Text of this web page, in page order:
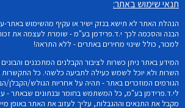
תנאי שימוש באתר:
הנהלת האתר לא תישא בנזק ישיר או עקיף מהשימוש
הבנה והסכמה לכך י.ד.פרידמן בע"מ - שומרת לעצמה את
למכור, כולל שינוי מחירים באתרים - ללא התראה!
המידע באתר ניתן כשרות לציבור הקבלנים המתכננים
השרות ולא יוכל לשמש כעילה לתביעה כלשהי. כל התקשרות
הגורמים המוזכרים באתר - תהיה על אחריות הגולש/הקבלן/
לי.ד.פרידמן בע"מ, כל המשתמש בחומר ובנתונים שבאתר -
מקבל את התנאים וההגבלות, עליך לעזוב את האתר באופן